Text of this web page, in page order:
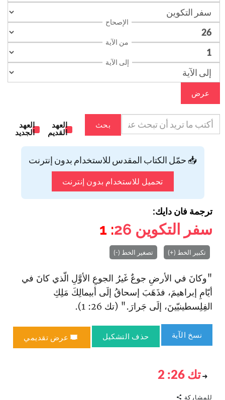
الإصحاح
من الآية
إلى الآية
عرض
بحث
العهد
القديم
العهد
الجديد
📥 حمّل الكتاب المقدس للاستخدام بدون إنترنت
تحميل للاستخدام بدون إنترنت
ترجمة فان دايك:
سفر التكوين 26
: 1
تكبير الخط (+) تصغير الخط (-)
"وكانَ في الأرضِ جوعٌ غَيرُ الجوعِ الأوَّلِ الّذي كانَ في
أيّامِ إبراهيمَ، فذَهَبَ إسحاقُ إلَى أبيمالِكَ مَلِكِ
الفِلِسطينيّينَ، إلَى جَرارَ." (تك 26: 1).
نسخ الآية حذف التشكيل عرض تقديمي
تك 26: 2
للمشاركة